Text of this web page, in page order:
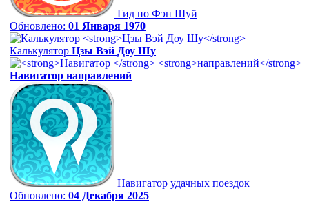
Гид по Фэн Шуй
Обновлено: 01 Января 1970
Калькулятор Цзы Вэй Доу Шу
Навигатор направлений
Навигатор удачных поездок
Обновлено: 04 Декабря 2025